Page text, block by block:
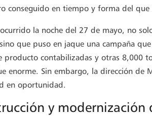
conseguido en tiempo y forma del que
la noche del 27 de mayo, no
que puso en jaque una campaña
producto contabilizadas y otras 8,000
enorme. Sin embargo, la dirección
en oportunidad.
y modernización